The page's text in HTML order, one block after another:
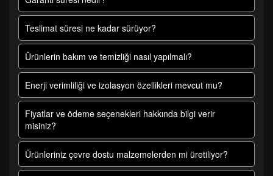
Teslimat süresi ne kadar sürüyor?
Ürünlerin bakım ve temizliği nasıl yapılmalı?
Enerji verimliliği ve izolasyon özellikleri mevcut mu?
Fiyatlar ve ödeme seçenekleri hakkında bilgi verir
misiniz?
Ürünleriniz çevre dostu malzemelerden mi üretiliyor?